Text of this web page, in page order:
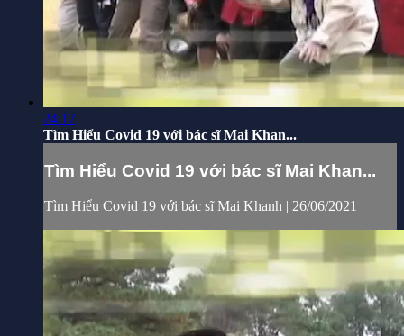
24:17
Tìm Hiểu Covid 19 với bác sĩ Mai Khan...
Tìm Hiểu Covid 19 với bác sĩ Mai Khan...
Tìm Hiểu Covid 19 với bác sĩ Mai Khanh | 26/06/2021